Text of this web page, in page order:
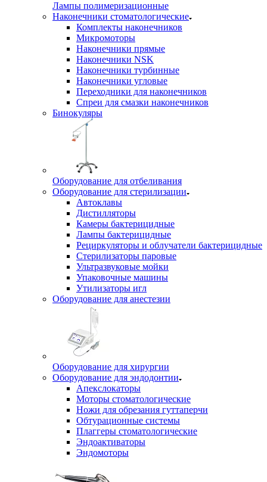
Лампы полимеризационные
Наконечники стоматологические
Комплекты наконечников
Микромоторы
Наконечники прямые
Наконечники NSK
Наконечники турбинные
Наконечники угловые
Переходники для наконечников
Спреи для смазки наконечников
Бинокуляры
Оборудование для отбеливания
Оборудование для стерилизации
Автоклавы
Дистилляторы
Камеры бактерицидные
Лампы бактерицидные
Рециркуляторы и облучатели бактерицидные
Стерилизаторы паровые
Ультразвуковые мойки
Упаковочные машины
Утилизаторы игл
Оборудование для анестезии
Оборудование для хирургии
Оборудование для эндодонтии
Апекслокаторы
Моторы стоматологические
Ножи для обрезания гуттаперчи
Обтурационные системы
Плаггеры стоматологические
Эндоактиваторы
Эндомоторы